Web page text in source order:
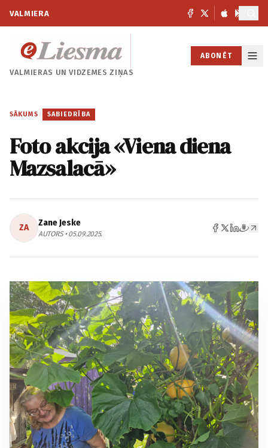
VALMIERA
VALMIERAS UNVIDZEMES ZIŅAS
ABONĒT
SĀKUMS / SABIEDRĪBA
Foto akcija «Viena diena
Mazsalacā»
ZA Zane Jeske
AUTORS • 05.09.2025.